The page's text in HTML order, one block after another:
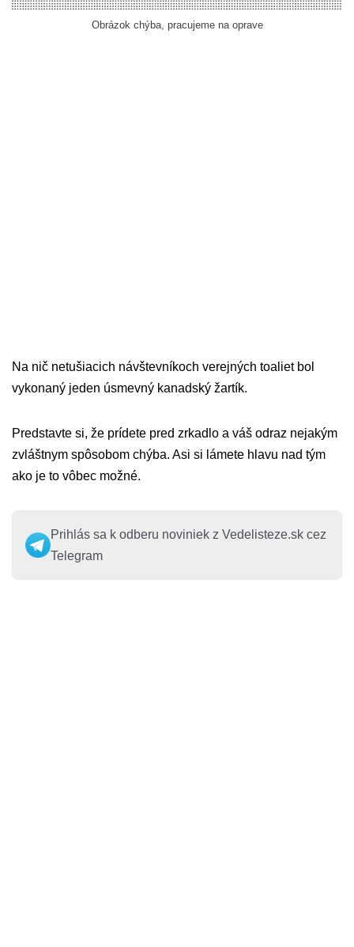
Obrázok chýba, pracujeme na oprave
Na nič netušiacich návštevníkoch verejných toaliet bol
vykonaný jeden úsmevný kanadský žartík.
Predstavte si, že prídete pred zrkadlo a váš odraz nejakým
zvláštnym spôsobom chýba. Asi si lámete hlavu nad tým
ako je to vôbec možné.
Prihlás sa k odberu noviniek z Vedelisteze.sk cez
Telegram